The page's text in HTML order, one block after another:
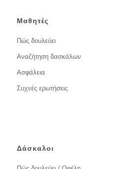
Μαθητές
Πώς δουλεύει
Αναζήτηση δασκάλων
Ασφάλεια
Συχνές ερωτήσεις
Δάσκαλοι